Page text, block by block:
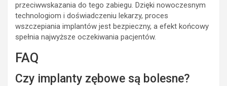
przeciwwskazania do tego zabiegu. Dzięki nowoczesnym
technologiom i doświadczeniu lekarzy, proces
wszczepiania implantów jest bezpieczny, a efekt końcowy
spełnia najwyższe oczekiwania pacjentów.
FAQ
Czy implanty zębowe są bolesne?